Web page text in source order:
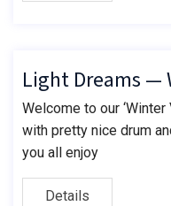
Light Dreams —
Welcome to our
with pretty nice drum
you all enjoy
Details